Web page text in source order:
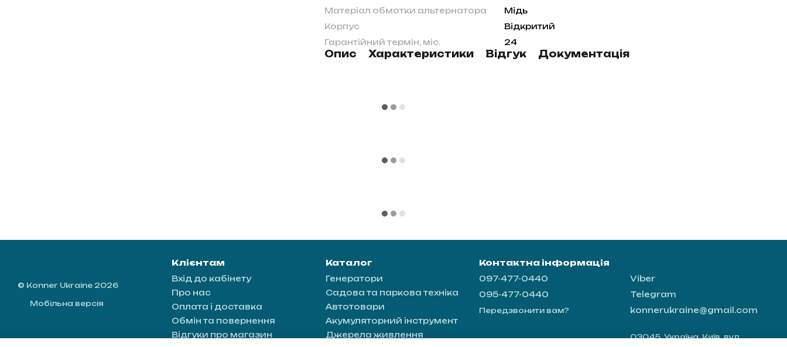
Матеріал обмотки альтернатора
Мідь
Корпус
Відкритий
Гарантійний термін, міс.
24
Опис Характеристики Відгук Документація
© Konner Ukraine 2026
Мобільна версія
Клієнтам
Вхід до кабінету
Про нас
Оплата і доставка
Обмін та повернення
Відгуки про магазин
Каталог
Генератори
Садова та паркова техніка
Автотовари
Акумуляторний інструмент
Джерела живлення
Контактна інформація
097-477-0440
095-477-0440
Передзвонити вам?
Viber
Telegram
konnerukraine@gmail.com
03045, Україна, Київ, вул.